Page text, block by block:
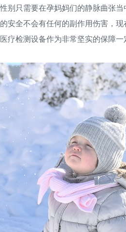
只需要在孕妈妈们的静脉曲张当
安全不会有任何的副作用伤害，
疗检测设备作为非常坚实的保障